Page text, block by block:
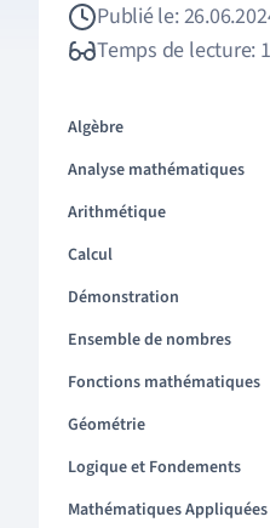
Publié le:
Temps de lecture:
Algèbre
Analyse mathématiques
Arithmétique
Calcul
Démonstration
Ensemble de nombres
Fonctions mathématiques
Géométrie
Logique et Fondements
Mathématiques Appliquées